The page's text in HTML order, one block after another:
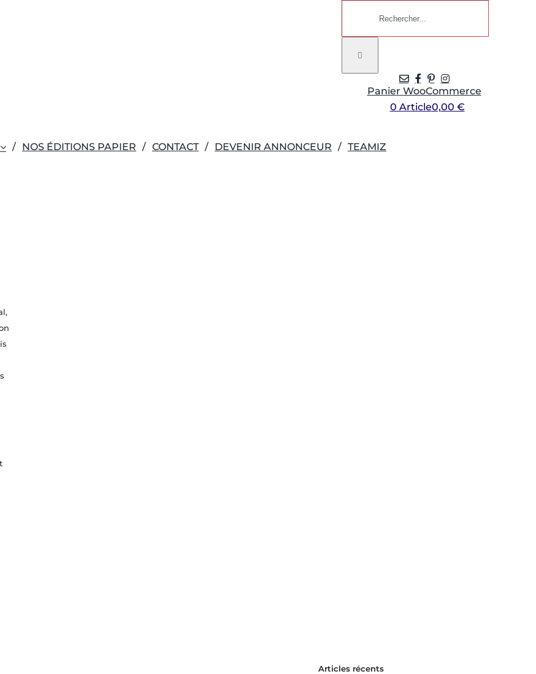
Panier WooCommerce
0 Article0,00 €
NOS ÉDITIONS PAPIER CONTACT DEVENIR ANNONCEUR TEAMIZ
Articles récents